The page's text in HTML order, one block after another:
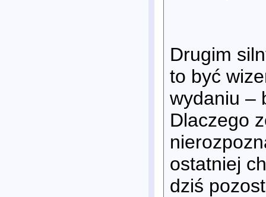
Drugim
to być
wydaniu –
Dlaczego
ostatniej
dziś